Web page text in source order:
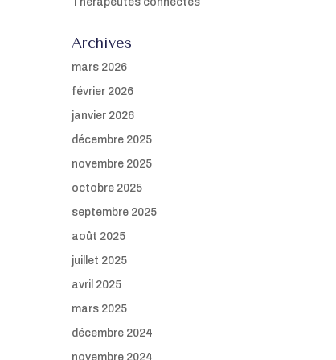
Archives
mars 2026
février 2026
janvier 2026
décembre 2025
novembre 2025
octobre 2025
septembre 2025
août 2025
juillet 2025
avril 2025
mars 2025
décembre 2024
novembre 2024